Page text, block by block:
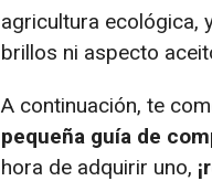
agricultura ecológica,
brillos ni aspecto
A continuación, te
pequeña guía de
hora de adquirir uno,